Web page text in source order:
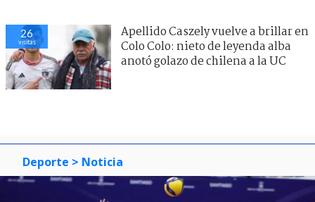
26
visitas
Apellido Caszely vuelve a brillar en
Colo Colo: nieto de leyenda alba
anotó golazo de chilena a la UC
Deporte > Noticia